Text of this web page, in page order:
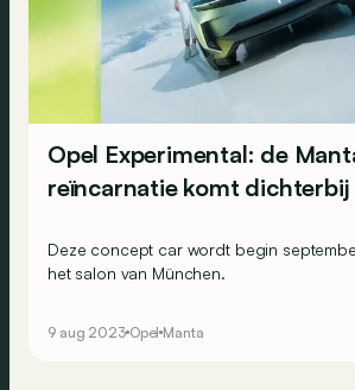
Opel Experimental: de
reïncarnatie komt dichterbij
Deze concept car wordt begin
het salon van München.
9 aug 2023 Opel Manta